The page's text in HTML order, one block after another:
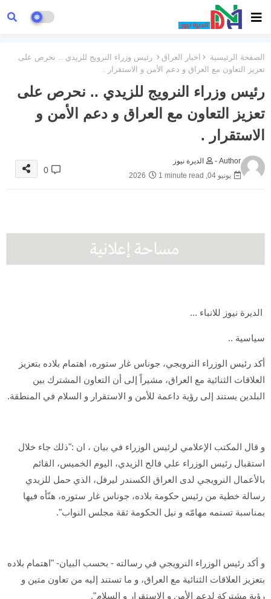
الصفحة الرئيسية اخبار العراق
رئيس وزراء النرويج للزيدي .. نحرص على
تعزيز التعاون مع العراق و دعم الأمن و الاستقرار .
رئيس وزراء النرويج للزيدي .. نحرص على
تعزيز التعاون مع العراق و دعم الأمن و
الاستقرار .
Author -
الديرة نيوز
يونيو 04, 2026
1 minute read
0
الديرة نيوز للانباء ...
سياسية ..
أكد رئيس الوزراء النرويجي، جوناس غار ستوره، اهتمام بلاده بتعزيز
العلاقات الثنائية مع العراق، مشيراً إلى أن التعاون المشترك بين
البلدين يستند إلى رؤية داعمة للأمن و الاستقرار و السلام في المنطقة.
و قال المكتب الإعلامي لرئيس الوزراء في بيان ، ان :"ذلك جاء خلال
استقبال رئيس الوزراء علي فالح الزيدي، اليوم الخميس، القائم
بالأعمال النرويجي لدى العراق الكسندر ليرفل، الذي حمل للزيدي
رسالة خطية من رئيس حكومة بلاده، جوناس غار ستوره، هنّأه فيها
بمناسبة تسنمه مهامّه و نيل الحكومة ثقة مجلس النواب".
و أكد رئيس الوزراء النرويجي في رسالته - بحسب البيان- "اهتمام بلاده
بتعزيز العلاقات الثنائية مع العراق، و ما تستند إليه من تعاون متين و
رؤية مشتركة لدعم الأمن و الاستقرار و السلام".